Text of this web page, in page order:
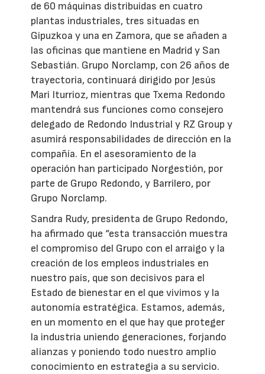
de 60 máquinas distribuidas en cuatro
plantas industriales, tres situadas en
Gipuzkoa y una en Zamora, que se añaden a
las oficinas que mantiene en Madrid y San
Sebastián. Grupo Norclamp, con 26 años de
trayectoria, continuará dirigido por Jesús
Mari Iturrioz, mientras que Txema Redondo
mantendrá sus funciones como consejero
delegado de Redondo Industrial y RZ Group y
asumirá responsabilidades de dirección en la
compañía. En el asesoramiento de la
operación han participado Norgestión, por
parte de Grupo Redondo, y Barrilero, por
Grupo Norclamp.
Sandra Rudy, presidenta de Grupo Redondo,
ha afirmado que “esta transacción muestra
el compromiso del Grupo con el arraigo y la
creación de los empleos industriales en
nuestro país, que son decisivos para el
Estado de bienestar en el que vivimos y la
autonomía estratégica. Estamos, además,
en un momento en el que hay que proteger
la industria uniendo generaciones, forjando
alianzas y poniendo todo nuestro amplio
conocimiento en estrategia a su servicio.